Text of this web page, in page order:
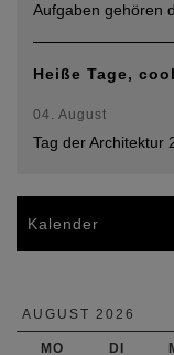
Aufgaben gehören
Heiße Tage,
04. August
Tag der Architektur
Kalender
AUGUST 2026
MO DI